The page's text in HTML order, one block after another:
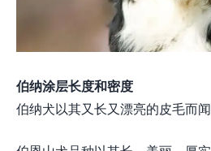
伯纳涂层长度和密度
伯纳犬以其又长又漂亮的皮毛而闻